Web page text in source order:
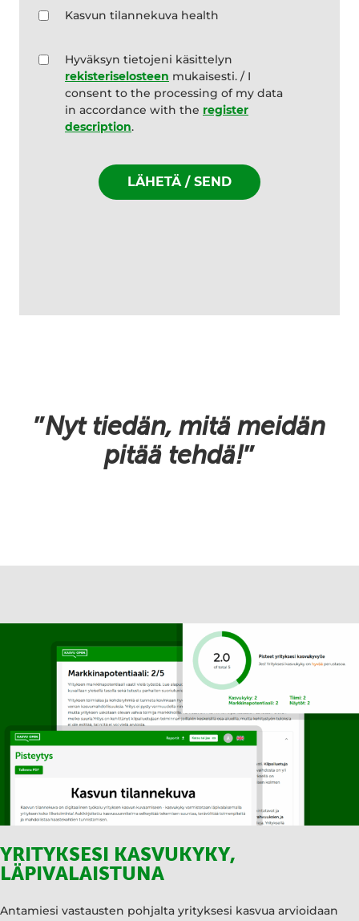
Kasvun tilannekuva health
T
i
Hyväksyn tietojeni käsittelyn
rekisteriselosteen mukaisesti. / I
consent to the processing of my data
in accordance with the register
description.
”Nyt tiedän, mitä meidän
pitää tehdä!”
YRITYKSESI KASVUKYKY,
LÄPIVALAISTUNA
Antamiesi vastausten pohjalta yrityksesi kasvua arvioidaan